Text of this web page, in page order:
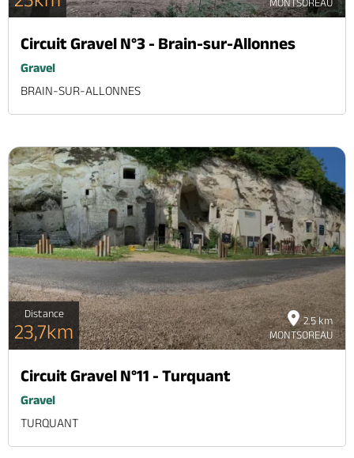
Circuit Gravel N°3 - Brain-sur-Allonnes
Gravel
BRAIN-SUR-ALLONNES
2.5 km
MONTSOREAU
Distance
23,7km
Circuit Gravel N°11 - Turquant
Gravel
TURQUANT